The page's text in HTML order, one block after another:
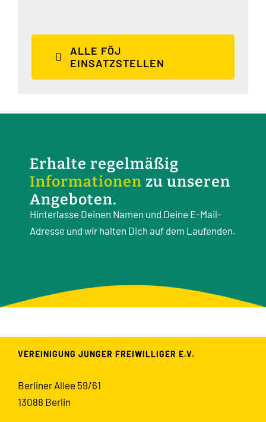
ALLE FÖJ
EINSATZSTELLEN
Erhalte regelmäßig
Informationen zu unseren
Angeboten.
Hinterlasse Deinen Namen und Deine E-Mail-
Adresse und wir halten Dich auf dem Laufenden.
VEREINIGUNG JUNGER FREIWILLIGER E.V.
Berliner Allee 59/61
13088 Berlin